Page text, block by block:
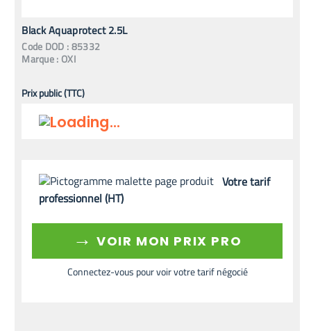
Black Aquaprotect 2.5L
Code DOD :85332
Marque : OXI
Prix public (TTC)
Votre tarif
professionnel (HT)
→ VOIR MON PRIX PRO
Connectez-vous pour voir votre tarif négocié